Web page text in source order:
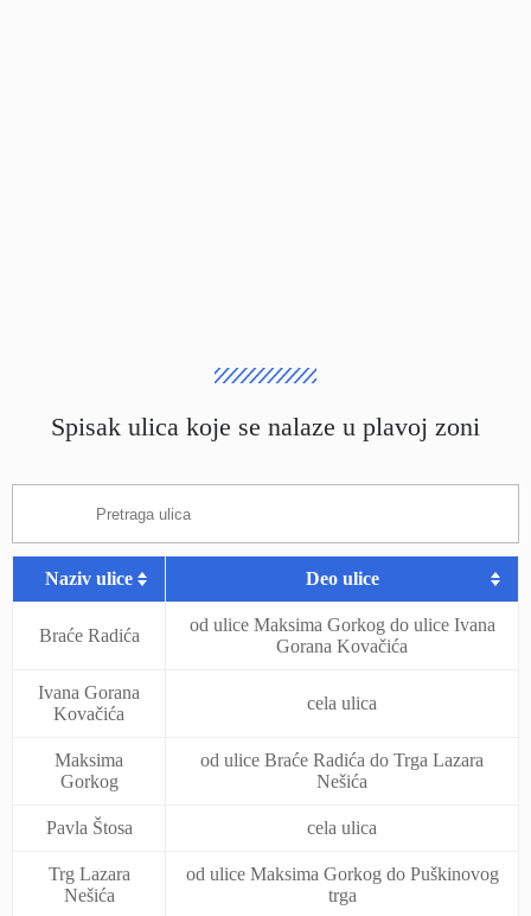
Spisak ulica koje se nalaze u plavoj zoni
Naziv ulice Deo ulice
Braće Radića
od ulice Maksima Gorkog do ulice Ivana
Gorana Kovačića
Ivana Gorana
Kovačića
cela ulica
Maksima
Gorkog
od ulice Braće Radića do Trga Lazara
Nešića
Pavla Štosa cela ulica
Trg Lazara
Nešića
od ulice Maksima Gorkog do Puškinovog
trga